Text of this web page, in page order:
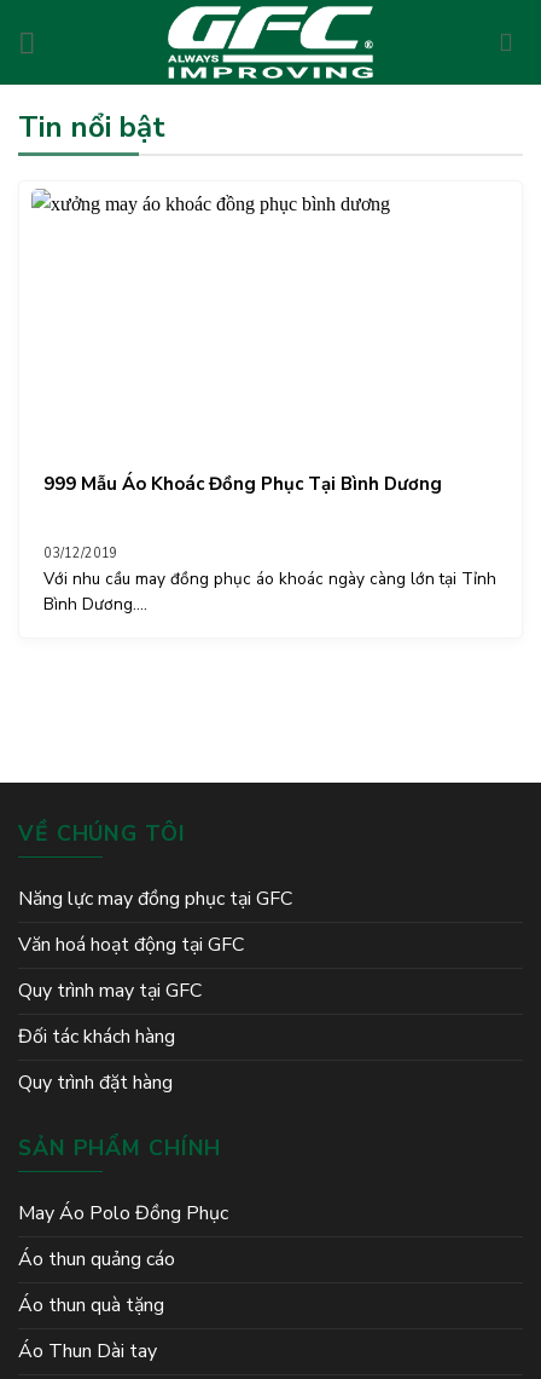
Tin nổi bật
999 Mẫu Áo Khoác Đồng Phục Tại Bình Dương
03/12/2019
Với nhu cầu may đồng phục áo khoác ngày càng lớn tại Tỉnh
Bình Dương....
VỀ CHÚNG TÔI
Năng lực may đồng phục tại GFC
Văn hoá hoạt động tại GFC
Quy trình may tại GFC
Đối tác khách hàng
Quy trình đặt hàng
SẢN PHẨM CHÍNH
May Áo Polo Đồng Phục
Áo thun quảng cáo
Áo thun quà tặng
Áo Thun Dài tay